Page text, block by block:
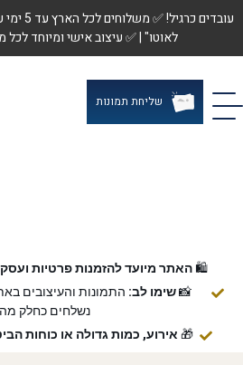
עובדים
לאוטו" | ✅ עיצוב אישי ומיוחד לכל
שליחת תמונות
🛍️האתר מיועד להזמנות פרטיות
📸שימו לב: התמונות והעיצובים
נשלחים כחלק
🎁 אירוע, כמות גדולה או כוחות